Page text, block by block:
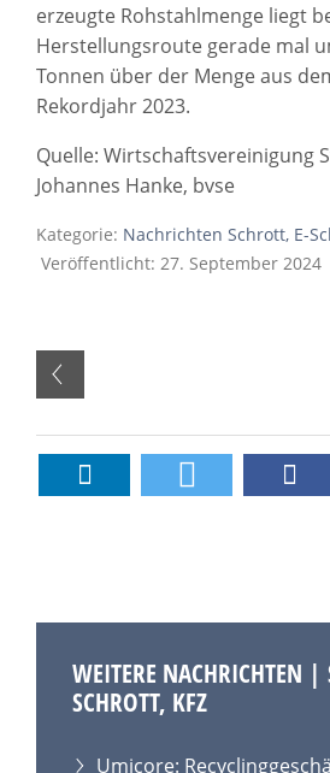
erzeugte Rohstahlmenge liegt
Herstellungsroute gerade mal
Tonnen über der Menge aus
Rekordjahr 2023.
Quelle: Wirtschaftsvereinigung
Johannes Hanke, bvse
Kategorie: Nachrichten Schrott, E-
Veröffentlicht: 27. September 2024
WEITERE NACHRICHTEN |
SCHROTT, KFZ
Umicore: